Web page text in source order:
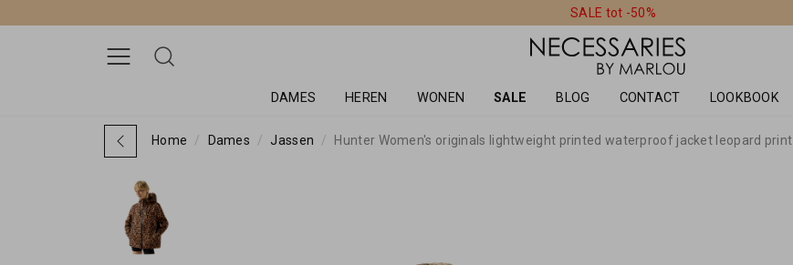
SALE tot -50%
DAMES HEREN WONEN SALE BLOG CONTACT LOOKBOOK
Home Dames Jassen Hunter Women's originals lightweight printed waterproof jacket leopard print